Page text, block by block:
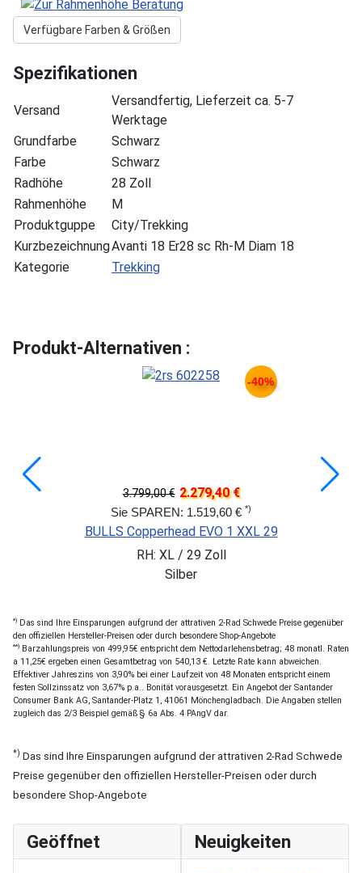
Verfügbare Farben & Größen
Spezifikationen
Versand
Versandfertig, Lieferzeit ca. 5-7
Werktage
Grundfarbe
Schwarz
Farbe
Schwarz
Radhöhe
28 Zoll
Rahmenhöhe
M
Produktguppe
City/Trekking
KurzbezeichnungAvanti 18 Er28 sc Rh-M Diam 18
Kategorie
Trekking
Produkt-Alternativen :
-40%
3.799,00 € 2.279,40 €
Sie SPAREN: 1.519,60 € *)
BULLS Copperhead EVO 1 XXL 29
RH: XL / 29 Zoll
Silber
*) Das sind Ihre Einsparungen aufgrund der attrativen 2-Rad Schwede Preise gegenüber
den offiziellen Hersteller-Preisen oder durch besondere Shop-Angebote
**) Barzahlungspreis von 499,95€ entspricht dem Nettodarlehensbetrag; 48 monatl. Raten
a 11,25€ ergeben einen Gesamtbetrag von 540,13 €. Letzte Rate kann abweichen.
Effektiver Jahreszins von 3,90% bei einer Laufzeit von 48 Monaten entspricht einem
festen Sollzinssatz von 3,67% p.a.. Bonität vorausgesetzt. Ein Angebot der Santander
Consumer Bank AG, Santander-Platz 1, 41061 Mönchengladbach. Die Angaben stellen
zugleich das 2/3 Beispiel gemäß § 6a Abs. 4 PAngV dar.
*) Das sind Ihre Einsparungen aufgrund der attrativen 2-Rad Schwede
Preise gegenüber den offiziellen Hersteller-Preisen oder durch
besondere Shop-Angebote
Geöffnet Neuigkeiten